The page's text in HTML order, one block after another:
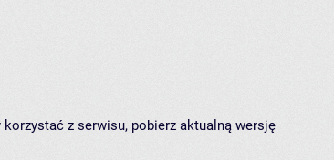
z serwisu, pobierz aktualną wersję